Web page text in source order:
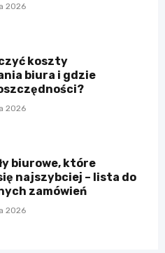
2026
koszty
biura i gdzie
2026
biurowe, które
najszybciej – lista do
zamówień
2026